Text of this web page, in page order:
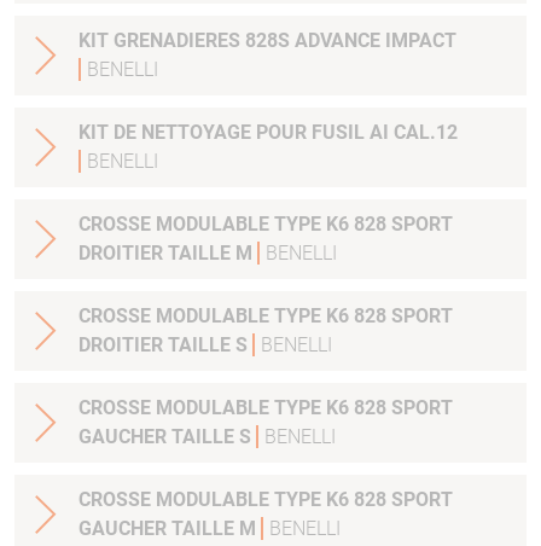
KIT GRENADIERES 828S ADVANCE IMPACT
BENELLI
KIT DE NETTOYAGE POUR FUSIL AI CAL.12
BENELLI
CROSSE MODULABLE TYPE K6 828 SPORT
DROITIER TAILLE M
BENELLI
CROSSE MODULABLE TYPE K6 828 SPORT
DROITIER TAILLE S
BENELLI
CROSSE MODULABLE TYPE K6 828 SPORT
GAUCHER TAILLE S
BENELLI
CROSSE MODULABLE TYPE K6 828 SPORT
GAUCHER TAILLE M
BENELLI